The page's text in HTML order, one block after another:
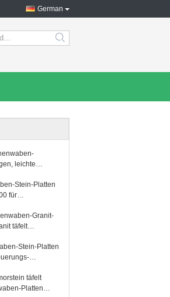
German
search
leichte
Stein-Platten
für
Granit-
täfelt
Stein-Platten
täfelt
Platten